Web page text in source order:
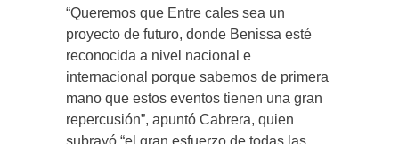
“Queremos que Entre cales sea un
proyecto de futuro, donde Benissa esté
reconocida a nivel nacional e
internacional porque sabemos de primera
mano que estos eventos tienen una gran
repercusión”, apuntó Cabrera, quien